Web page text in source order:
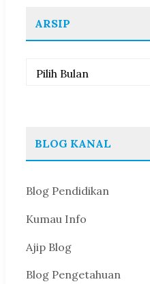
ARSIP
Arsip
BLOG KANAL
Blog Pendidikan
Kumau Info
Ajip Blog
Blog Pengetahuan